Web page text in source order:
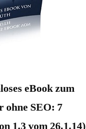
eBook zum
ohne SEO: 7
1.3 vom 26.1.14)